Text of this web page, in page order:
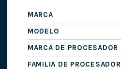
MARCA
MODELO
MARCA DE PROCESADOR
FAMILIA DE PROCESADOR